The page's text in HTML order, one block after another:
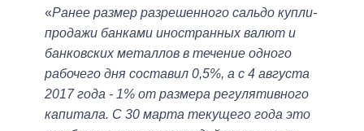
«Ранее размер разрешенного сальдо купли-
продажи банками иностранных валют и
банковских металлов в течение одного
рабочего дня составил 0,5%, а с 4 августа
2017 года - 1% от размера регулятивного
капитала. С 30 марта текущего года это